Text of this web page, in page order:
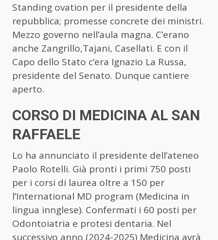
Standing ovation per il presidente della
repubblica; promesse concrete dei ministri.
Mezzo governo nell’aula magna. C’erano
anche Zangrillo,Tajani, Casellati. E con il
Capo dello Stato c’era Ignazio La Russa,
presidente del Senato. Dunque cantiere
aperto.
CORSO DI MEDICINA AL SAN
RAFFAELE
Lo ha annunciato il presidente dell’ateneo
Paolo Rotelli. Già pronti i primi 750 posti
per i corsi di laurea oltre a 150 per
l’International MD program (Medicina in
lingua innglese). Confermati i 60 posti per
Odontoiatria e protesi dentaria. Nel
successivo anno (2024-2025) Medicina avrà